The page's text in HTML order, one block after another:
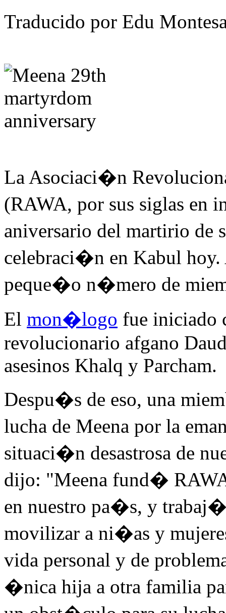
Traducido por Edu
La Asociaci�n
(RAWA, por sus siglas
aniversario del martirio de
celebraci�n en Kabul
peque�o n�mero de
El mon�logo fue iniciado
revolucionario afgano
asesinos Khalq y Parcham.
Despu�s de eso, una
lucha de Meena por la
situaci�n desastrosa de
dijo: "Meena fund�
en nuestro pa�s, y
movilizar a ni�as y
vida personal y de
�nica hija a otra familia